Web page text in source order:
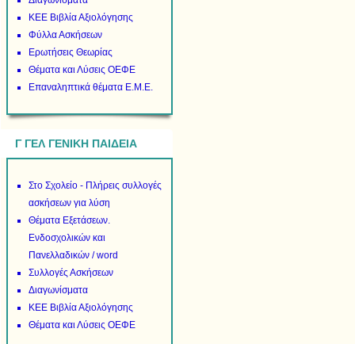
ΚΕΕ Βιβλία Αξιολόγησης
Φύλλα Ασκήσεων
Ερωτήσεις Θεωρίας
Θέματα και Λύσεις ΟΕΦΕ
Επαναληπτικά θέματα Ε.Μ.Ε.
Γ ΓΕΛ ΓΕΝΙΚΗ ΠΑΙΔΕΙΑ
Στο Σχολείο - Πλήρεις συλλογές
ασκήσεων για λύση
Θέματα Εξετάσεων.
Ενδοσχολικών και
Πανελλαδικών / word
Συλλογές Ασκήσεων
Διαγωνίσματα
ΚΕΕ Βιβλία Αξιολόγησης
Θέματα και Λύσεις ΟΕΦΕ